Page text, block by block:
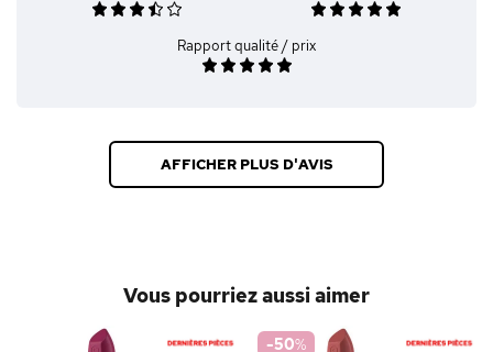
Rapport qualité / prix
AFFICHER PLUS D'AVIS
Vous pourriez aussi aimer
-50%